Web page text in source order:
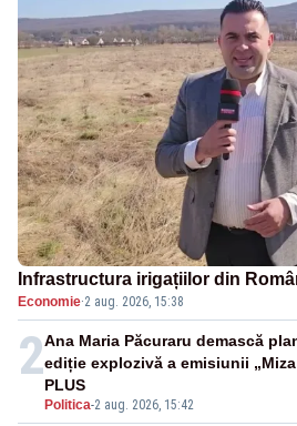
Infrastructura irigațiilor din
Economie·2 aug. 2026, 15:38
2
Politica-2 aug. 2026, 15:42
Ana Maria Păcuraru demască
ediție explozivă a emisiunii
PLUS